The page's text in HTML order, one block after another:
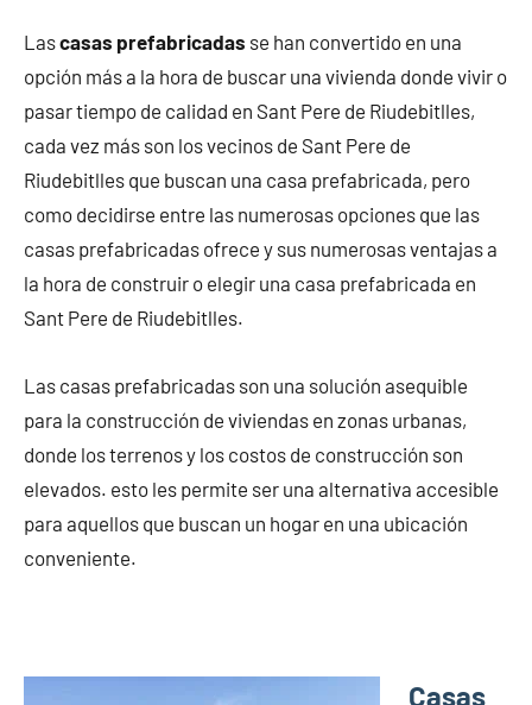
Lascasas prefabricadas se han convertido en una
opción más a la hora de buscar una vivienda donde vivir o
pasar tiempo de calidad en Sant Pere de Riudebitlles,
cada vez más son los vecinos de Sant Pere de
Riudebitlles que buscan una casa prefabricada, pero
como decidirse entre las numerosas opciones que las
casas prefabricadas ofrece y sus numerosas ventajas a
la hora de construir o elegir una casa prefabricada en
Sant Pere de Riudebitlles.
Las casas prefabricadas son una solución asequible
para la construcción de viviendas en zonas urbanas,
donde los terrenos y los costos de construcción son
elevados. esto les permite ser una alternativa accesible
para aquellos que buscan un hogar en una ubicación
conveniente.
Casas